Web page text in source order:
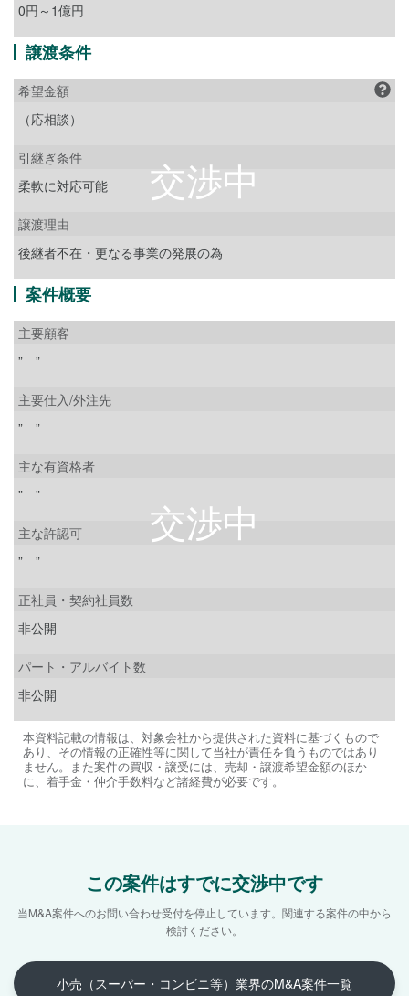
0円～1億円
譲渡条件
希望金額
（応相談）
引継ぎ条件
柔軟に対応可能
譲渡理由
後継者不在・更なる事業の発展の為
案件概要
主要顧客
” ”
主要仕入/外注先
” ”
主な有資格者
” ”
主な許認可
” ”
正社員・契約社員数
非公開
パート・アルバイト数
非公開
本資料記載の情報は、対象会社から提供された資料に基づくもので
あり、その情報の正確性等に関して当社が責任を負うものではあり
ません。また案件の買収・譲受には、売却・譲渡希望金額のほか
に、着手金・仲介手数料など諸経費が必要です。
この案件はすでに交渉中です
当M&A案件へのお問い合わせ受付を停止しています。 関連する案件の中から
検討ください。
小売（スーパー・コンビニ等）業界のM&A案件一覧